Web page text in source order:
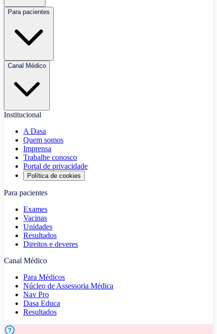
Para pacientes
Canal Médico
Institucional
A Dasa
Quem somos
Imprensa
Trabalhe conosco
Portal de privacidade
Política de cookies
Para pacientes
Exames
Vacinas
Unidades
Resultados
Direitos e deveres
Canal Médico
Para Médicos
Núcleo de Assessoria Médica
Nav Pro
Dasa Educa
Resultados